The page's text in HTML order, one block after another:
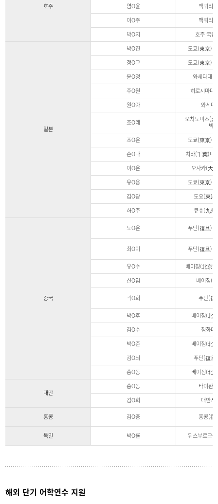
호주 염O윤
맥쿼리
이O주
맥쿼리
박O지
호주 국립
일본
박O진
도쿄(東京)
정O교
도쿄(東京)
윤O정
와세다대
주O원
히로시마대
원O아
와세다
조O래
오차노미즈(
박
조O은
도쿄(東京)
손O나
치바(千葉)대
이O은
오사카(大
유O용
도쿄(東京)
김O광
도요(東洋
허O주
큐슈(九州
중국
노O은 푸단(復旦)
최O이 푸단(復旦)
유O수
베이징(北京)
신O임
베이징(
곽O희 푸단(復
박O후
베이징(北
김O수
칭화대
박O준
베이징(北
김O늬
푸단(復旦
홍O동
베이징(北
대만
홍O동
타이완
김O희
대만사
홍콩
김O중 홍콩(香
독일 박O률 뒤스부르크-
해외 단기 어학연수 지원